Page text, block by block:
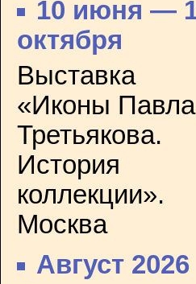
10 июня —
октября
Выставка
«Иконы Павла
Третьякова.
История
коллекции».
Москва
Август 2026